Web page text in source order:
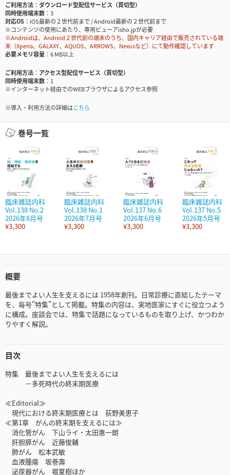
ご利用方法
ダウンロード型配信サービス（買切型）
同時使用端末数
3
対応OS
iOS最新の２世代前まで / Android最新の２世代前まで
※コンテンツの使用にあたり、専用ビューアisho.jpが必要
※Androidは、Android２世代前の端末のうち、国内キャリア経由で販売されている端
末（Xperia、GALAXY、AQUOS、ARROWS、Nexusなど）にて動作確認しています
必要メモリ容量
6 MB以上
ご利用方法
アクセス型配信サービス（買切型）
同時使用端末数
1
※インターネット経由でのWEBブラウザによるアクセス参照
※導入・利用方法の詳細はこちら
巻号一覧
臨床雑誌内科
Vol.138 No.2
2026年8月号
¥3,300
臨床雑誌内科
Vol.138 No.1
2026年7月号
¥3,300
臨床雑誌内科
Vol.137 No.6
2026年6月号
¥3,300
臨床雑誌内科
Vol.137 No.5
2026年5月号
¥3,300
概要
最後までよい人生を支えるには 1958年創刊。日常診療に直結したテーマ
を、毎号"特集"として掲載。特集の内容は、実地医家にすぐに役立つよう
に構成。座談会では、特集で話題になっているものを取り上げ、かつわか
りやすく解説。
目次
特集 最後までよい人生を支えるには
－多死時代の終末期医療
≪Editorial≫
現代における終末期医療とは 荻野美恵子
≪第1章 がんの終末期を支えるには≫
消化管がん 下山ライ・太田惠一朗
肝胆膵がん 近藤俊輔
肺がん 松本武敏
血液腫瘍 坂巻壽
泌尿器がん 堀夏樹ほか